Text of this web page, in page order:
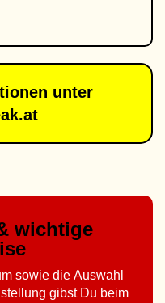
unter
wichtige
sowie die Auswahl
gibst Du beim